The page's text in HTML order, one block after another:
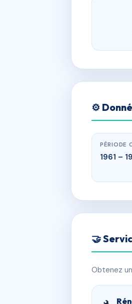
⚙️
PÉRIODE
1961 –
🤝
Obtenez